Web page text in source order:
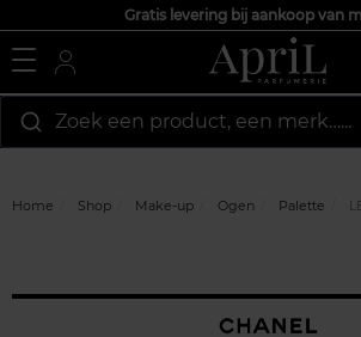
Gratis levering bij aankoop van
Zoek een product, een merk…...
Home Shop Make-up Ogen Palette